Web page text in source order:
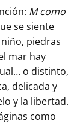
M como
se siente
piedras
mar hay
o distinto,
delicada y
y la libertad.
como